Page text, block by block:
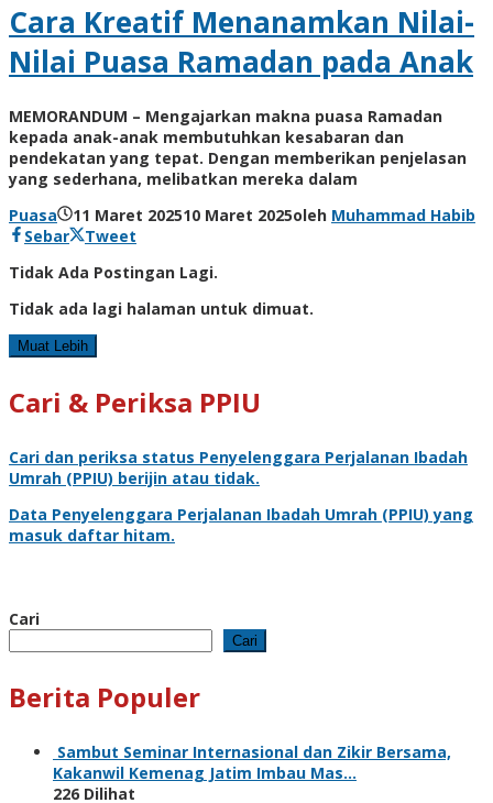
Cara Kreatif Menanamkan Nilai-
Nilai Puasa Ramadan pada Anak
MEMORANDUM – Mengajarkan makna puasa Ramadan
kepada anak-anak membutuhkan kesabaran dan
pendekatan yang tepat. Dengan memberikan penjelasan
yang sederhana, melibatkan mereka dalam
Puasa
11 Maret 202510 Maret 2025oleh Muhammad Habib
Sebar
Tweet
Tidak Ada Postingan Lagi.
Tidak ada lagi halaman untuk dimuat.
Muat Lebih
Cari & Periksa PPIU
Cari dan periksa status Penyelenggara Perjalanan Ibadah
Umrah (PPIU) berijin atau tidak.
Data Penyelenggara Perjalanan Ibadah Umrah (PPIU) yang
masuk daftar hitam.
Cari
Cari
Berita Populer
Sambut Seminar Internasional dan Zikir Bersama,
Kakanwil Kemenag Jatim Imbau Mas…
226 Dilihat